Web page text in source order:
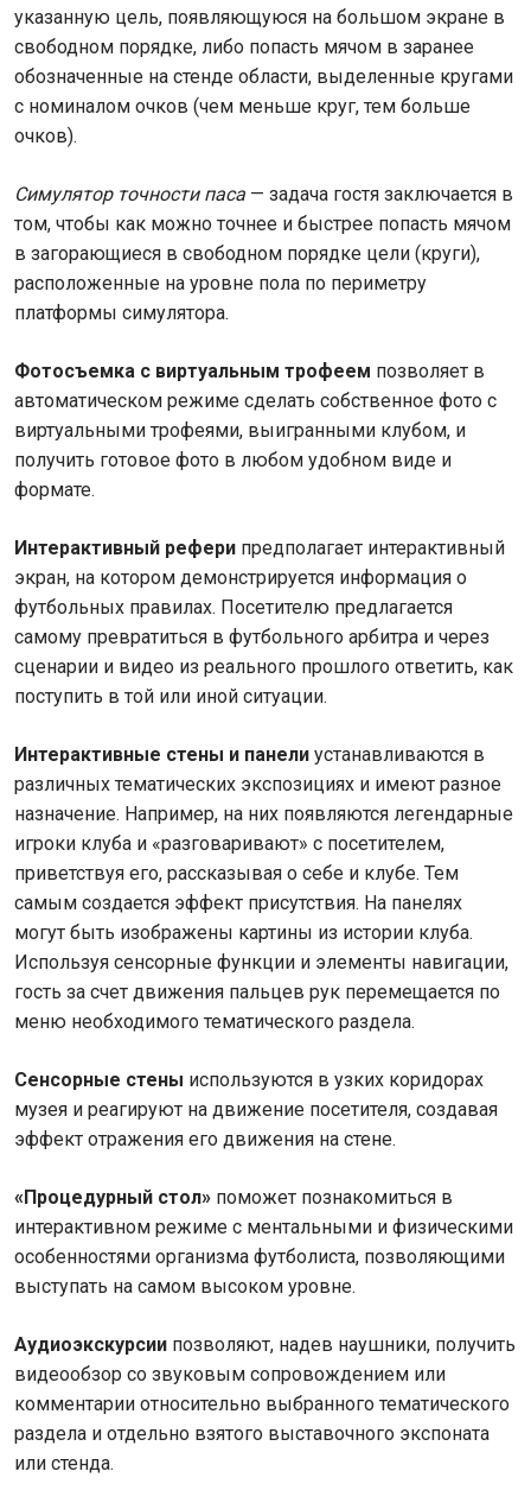
указанную цель, появляющуюся на большом экране в
свободном порядке, либо попасть мячом в заранее
обозначенные на стенде области, выделенные кругами
с номиналом очков (чем меньше круг, тем больше
очков).
Симулятор точности паса — задача гостя заключается в
том, чтобы как можно точнее и быстрее попасть мячом
в загорающиеся в свободном порядке цели (круги),
расположенные на уровне пола по периметру
платформы симулятора.
Фотосъемка с виртуальным трофеем позволяет в
автоматическом режиме сделать собственное фото с
виртуальными трофеями, выигранными клубом, и
получить готовое фото в любом удобном виде и
формате.
Интерактивный рефери предполагает интерактивный
экран, на котором демонстрируется информация о
футбольных правилах. Посетителю предлагается
самому превратиться в футбольного арбитра и через
сценарии и видео из реального прошлого ответить, как
поступить в той или иной ситуации.
Интерактивные стены и панели устанавливаются в
различных тематических экспозициях и имеют разное
назначение. Например, на них появляются легендарные
игроки клуба и «разговаривают» с посетителем,
приветствуя его, рассказывая о себе и клубе. Тем
самым создается эффект присутствия. На панелях
могут быть изображены картины из истории клуба.
Используя сенсорные функции и элементы навигации,
гость за счет движения пальцев рук перемещается по
меню необходимого тематического раздела.
Сенсорные стены используются в узких коридорах
музея и реагируют на движение посетителя, создавая
эффект отражения его движения на стене.
«Процедурный стол» поможет познакомиться в
интерактивном режиме с ментальными и физическими
особенностями организма футболиста, позволяющими
выступать на самом высоком уровне.
Аудиоэкскурсии позволяют, надев наушники, получить
видеообзор со звуковым сопровождением или
комментарии относительно выбранного тематического
раздела и отдельно взятого выставочного экспоната
или стенда.